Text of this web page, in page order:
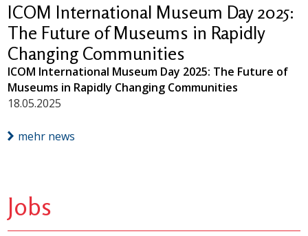
ICOM International Museum Day 2025:
The Future of Museums in Rapidly
Changing Communities
ICOM International Museum Day 2025: The Future of
Museums in Rapidly Changing Communities
18.05.2025
mehr news
Jobs